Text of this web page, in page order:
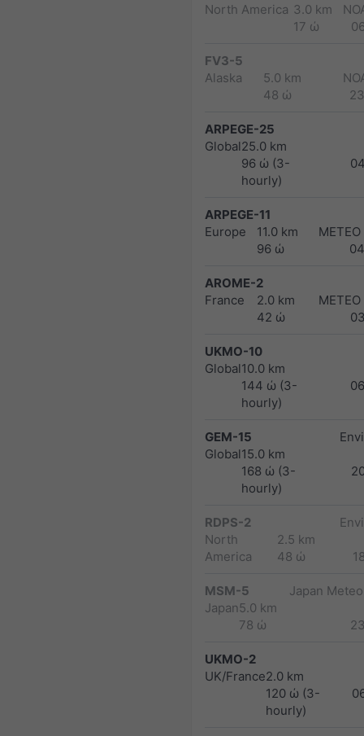
North America 3.0 km
17 ώ
FV3-5
Alaska
5.0 km
48 ώ
ARPEGE-25
Global25.0 km
96 ώ (3-
hourly)
ARPEGE-11
Europe
11.0 km
96 ώ
AROME-2
France
2.0 km
42 ώ
UKMO-10
Global10.0 km
144 ώ (3-
hourly)
GEM-15
Global15.0 km
168 ώ (3-
hourly)
RDPS-2
North
America
2.5 km
48 ώ
MSM-5
Japan5.0 km
78 ώ
Japan
UKMO-2
UK/France2.0 km
120 ώ (3-
hourly)